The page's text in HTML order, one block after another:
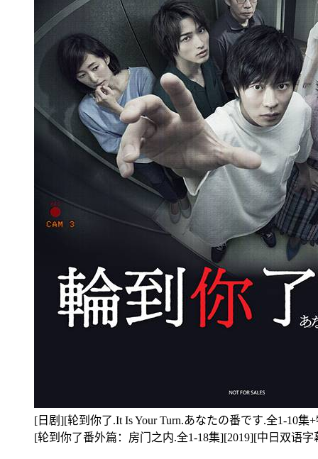
[日剧][轮到你了.It Is Your Turn.あなたの番です.全1-10集
[轮到你了番外篇：房门之内.全1-18集][2019][中日双语字